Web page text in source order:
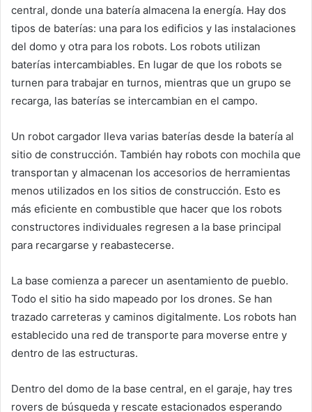
central, donde una batería almacena la energía. Hay dos
tipos de baterías: una para los edificios y las instalaciones
del domo y otra para los robots. Los robots utilizan
baterías intercambiables. En lugar de que los robots se
turnen para trabajar en turnos, mientras que un grupo se
recarga, las baterías se intercambian en el campo.
Un robot cargador lleva varias baterías desde la batería al
sitio de construcción. También hay robots con mochila que
transportan y almacenan los accesorios de herramientas
menos utilizados en los sitios de construcción. Esto es
más eficiente en combustible que hacer que los robots
constructores individuales regresen a la base principal
para recargarse y reabastecerse.
La base comienza a parecer un asentamiento de pueblo.
Todo el sitio ha sido mapeado por los drones. Se han
trazado carreteras y caminos digitalmente. Los robots han
establecido una red de transporte para moverse entre y
dentro de las estructuras.
Dentro del domo de la base central, en el garaje, hay tres
rovers de búsqueda y rescate estacionados esperando